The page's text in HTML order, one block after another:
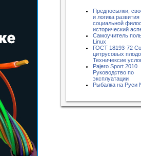
Предпосылки,
и логика развития
социальной
исторический
Самоучитель
Linux
ГОСТ 18193-72
цитрусовых
Техничексие
Pajero Sport 2010
Руководство по
эксплуатации
Рыбалка на Руси